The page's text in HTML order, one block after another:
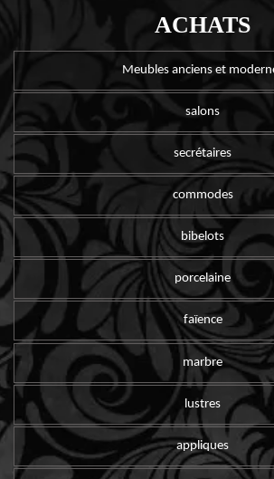
ACHATS
Meubles anciens et
salons
secrétaires
commodes
bibelots
porcelaine
faïence
marbre
lustres
appliques